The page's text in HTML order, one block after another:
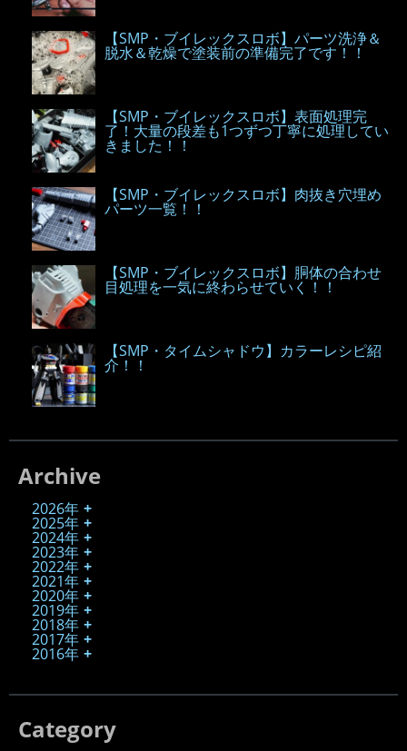
【SMP・ブイレックスロボ】パーツ洗浄＆
脱水＆乾燥で塗装前の準備完了です！！
【SMP・ブイレックスロボ】表面処理完
了！大量の段差も1つずつ丁寧に処理してい
きました！！
【SMP・ブイレックスロボ】肉抜き穴埋め
パーツ一覧！！
【SMP・ブイレックスロボ】胴体の合わせ
目処理を一気に終わらせていく！！
【SMP・タイムシャドウ】カラーレシピ紹
介！！
Archive
2026年
2025年
2024年
2023年
2022年
2021年
2020年
2019年
2018年
2017年
2016年
Category